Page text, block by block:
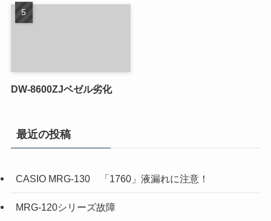
DW-8600ZJベゼル劣化
最近の投稿
CASIO MRG-130 「1760」液漏れに注意！
MRG-120シリーズ故障